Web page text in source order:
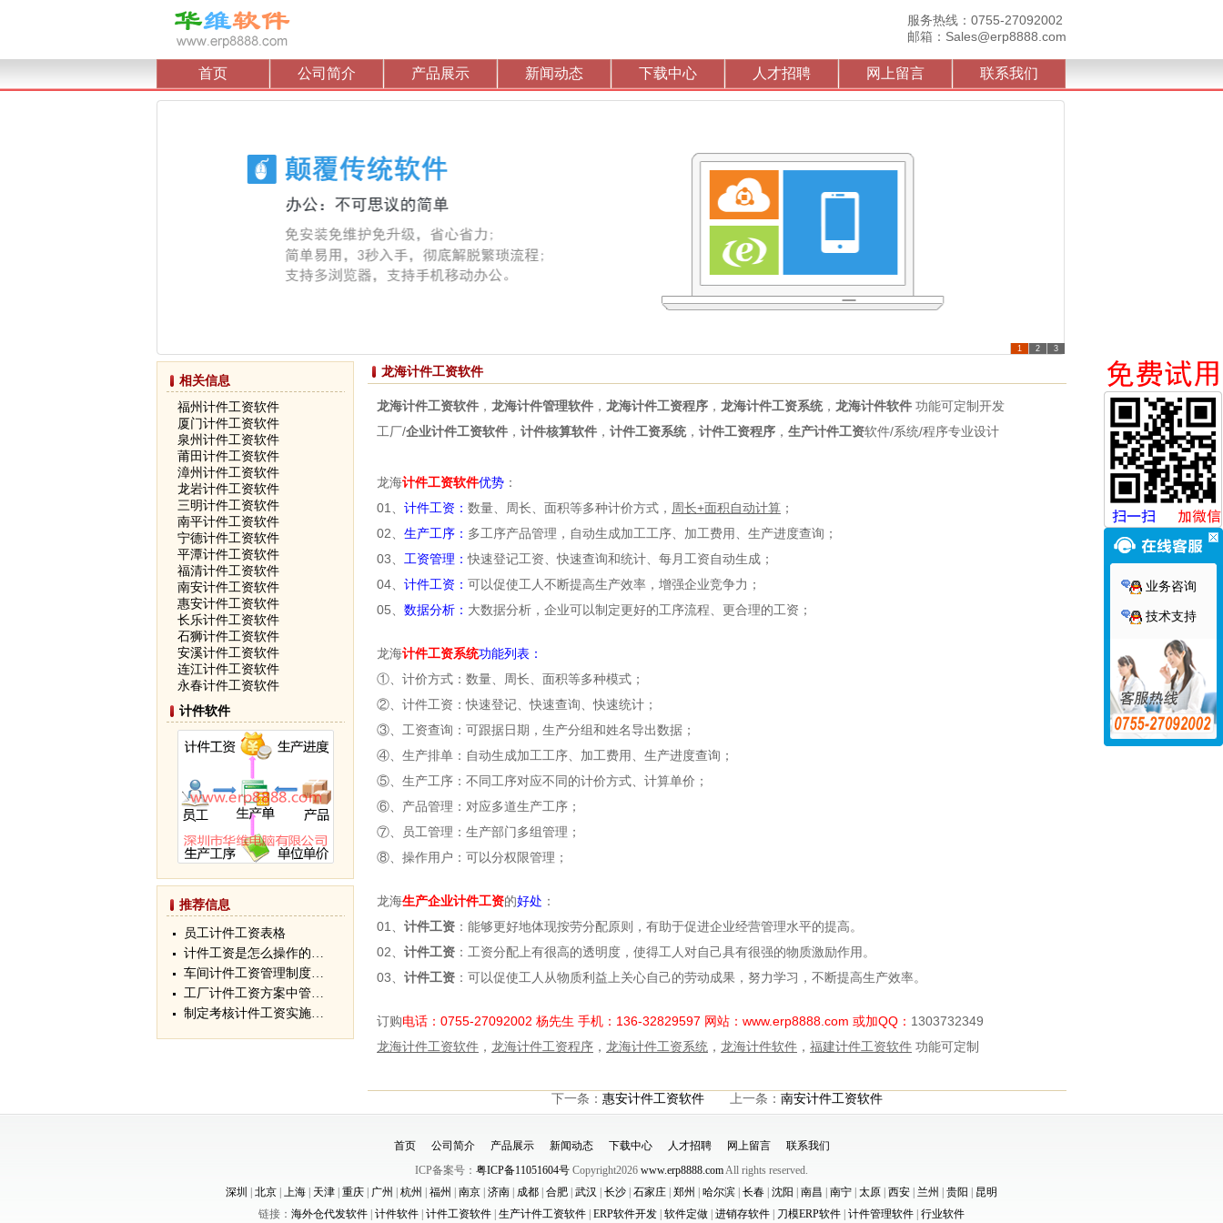
服务热线：0755-27092002
邮箱：Sales@erp8888.com
首页 公司简介 产品展示 新闻动态 下载中心 人才招聘 网上留言 联系我们
1 2 3
龙海计件工资软件
龙海计件工资软件 ， 龙海计件管理软件 ， 龙海计件工资程序 ， 龙海计件工资系统， 龙海计件软件 功能可定制开发
工厂/企业计件工资软件 ， 计件核算软件 ， 计件工资系统， 计件工资程序 ， 生产计件工资软件/系统/程序专业设计
龙海计件工资软件优势 ：
01、 计件工资： 数量、周长、面积等多种计价方式， 周长+面积自动计算 ；
02、 生产工序： 多工序产品管理，自动生成加工工序、加工费用、生产进度查询；
03、 工资管理：快速登记工资、快速查询和统计、每月工资自动生成；
04、 计件工资： 可以促使工人不断提高生产效率，增强企业竞争力；
05、 数据分析： 大数据分析，企业可以制定更好的工序流程、更合理的工资；
龙海计件工资系统功能列表：
①、计价方式：数量、周长、面积等多种模式；
②、计件工资：快速登记、快速查询、快速统计；
③、工资查询：可跟据日期，生产分组和姓名导出数据；
④、生产排单：自动生成加工工序、加工费用、生产进度查询；
⑤、生产工序：不同工序对应不同的计价方式、计算单价；
⑥、产品管理：对应多道生产工序；
⑦、员工管理：生产部门多组管理；
⑧、操作用户：可以分权限管理；
龙海生产企业计件工资的好处 ：
01、 计件工资 ：能够更好地体现按劳分配原则，有助于促进企业经营管理水平的提高。
02、 计件工资 ：工资分配上有很高的透明度，使得工人对自己具有很强的物质激励作用。
03、 计件工资 ：可以促使工人从物质利益上关心自己的劳动成果，努力学习，不断提高生产效率。
订购电话：0755-27092002 杨先生 手机：136-32829597 网站：www.erp8888.com 或加QQ： 1303732349
龙海计件工资软件 ， 龙海计件工资程序 ， 龙海计件工资系统 ， 龙海计件软件 ， 福建计件工资软件 功能可定制
下一条： 惠安计件工资软件 上一条： 南安计件工资软件
相关信息
福州计件工资软件
厦门计件工资软件
泉州计件工资软件
莆田计件工资软件
漳州计件工资软件
龙岩计件工资软件
三明计件工资软件
南平计件工资软件
宁德计件工资软件
平潭计件工资软件
福清计件工资软件
南安计件工资软件
惠安计件工资软件
长乐计件工资软件
石狮计件工资软件
安溪计件工资软件
连江计件工资软件
永春计件工资软件
计件软件
推荐信息
员工计件工资表格
计件工资是怎么操作的…
车间计件工资管理制度…
工厂计件工资方案中管…
制定考核计件工资实施…
首页 公司简介 产品展示 新闻动态 下载中心 人才招聘 网上留言
联系我们
ICP备案号： 粤ICP备11051604号 Copyright2026 www.erp8888.comAll rights reserved.
深圳
北京 上海 天津 重庆 广州 杭州 福州 南京 济南 成都 合肥 武汉 长沙 石家庄 郑州 哈尔滨 长春 沈阳 南昌 南宁 太原 西安 兰州 贵阳
昆明
链接： 海外仓代发软件 计件软件 计件工资软件 生产计件工资软件 ERP软件开发 软件定做 进销存软件 刀模ERP软件 计件管理软件 行业软件
业务咨询
技术支持